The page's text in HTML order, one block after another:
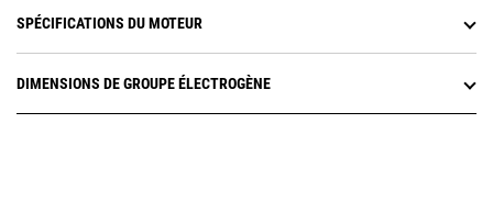
SPÉCIFICATIONS DU MOTEUR
DIMENSIONS DE GROUPE ÉLECTROGÈNE